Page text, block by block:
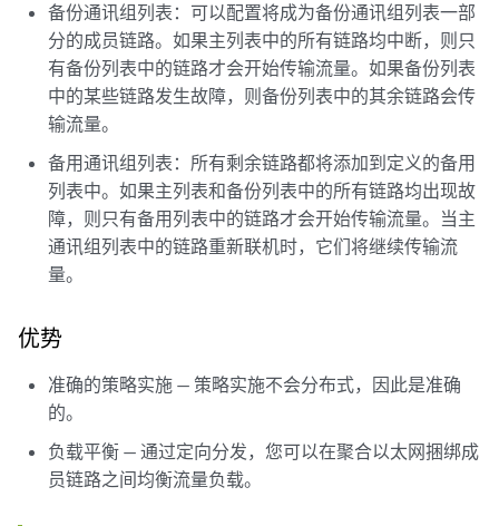
备份通讯组列表：可以配置将成为备份通讯组列表一部
分的成员链路。如果主列表中的所有链路均中断，则只
有备份列表中的链路才会开始传输流量。如果备份列表
中的某些链路发生故障，则备份列表中的其余链路会传
输流量。
备用通讯组列表：所有剩余链路都将添加到定义的备用
列表中。如果主列表和备份列表中的所有链路均出现故
障，则只有备用列表中的链路才会开始传输流量。当主
通讯组列表中的链路重新联机时，它们将继续传输流
量。
优势
准确的策略实施 — 策略实施不会分布式，因此是准确
的。
负载平衡 — 通过定向分发，您可以在聚合以太网捆绑成
员链路之间均衡流量负载。